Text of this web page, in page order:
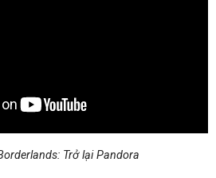
Trở lại Pandora